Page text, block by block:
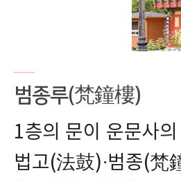
범종루(梵鐘樓)
1층의 문이 운문사
법고(法鼓)·범종(梵